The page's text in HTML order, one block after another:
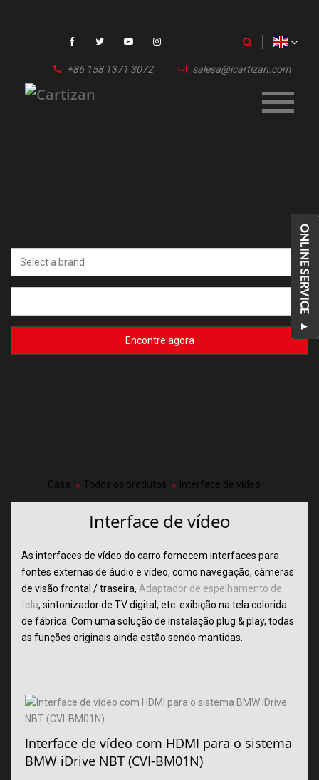
+86 158 1371 3072 salesa@icartizan.com
Encontre agora
Casa Todos os produtos Interface de vídeo
Interface de vídeo
As interfaces de vídeo do carro fornecem interfaces para
fontes externas de áudio e vídeo, como navegação, câmeras
de visão frontal / traseira, Adaptador de espelhamento de
tela, sintonizador de TV digital, etc. exibição na tela colorida
de fábrica. Com uma solução de instalação plug & play, todas
as funções originais ainda estão sendo mantidas.
Interface de vídeo com HDMI para o sistema
BMW iDrive NBT (CVI-BM01N)